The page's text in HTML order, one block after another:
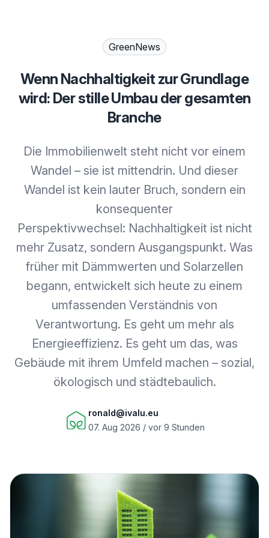
GreenNews
Wenn Nachhaltigkeit zur Grundlage
wird: Der stille Umbau der gesamten
Branche
Die Immobilienwelt steht nicht vor einem
Wandel – sie ist mittendrin. Und dieser
Wandel ist kein lauter Bruch, sondern ein
konsequenter
Perspektivwechsel: Nachhaltigkeit ist nicht
mehr Zusatz, sondern Ausgangspunkt. Was
früher mit Dämmwerten und Solarzellen
begann, entwickelt sich heute zu einem
umfassenden Verständnis von
Verantwortung. Es geht um mehr als
Energieeffizienz. Es geht um das, was
Gebäude mit ihrem Umfeld machen – sozial,
ökologisch und städtebaulich.
ronald@ivalu.eu
07. Aug 2026 / vor 9 Stunden